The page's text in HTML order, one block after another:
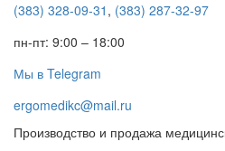
(383) 328-09-31 , (383) 287-32-97
пн-пт: 9:00 – 18:00
Мы в Telegram
ergomedikc@mail.ru
Производство и продажа